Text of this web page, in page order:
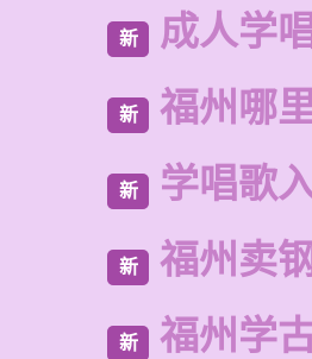
新 成人学
新 福州哪
新 学唱歌
新 福州卖
新 福州学